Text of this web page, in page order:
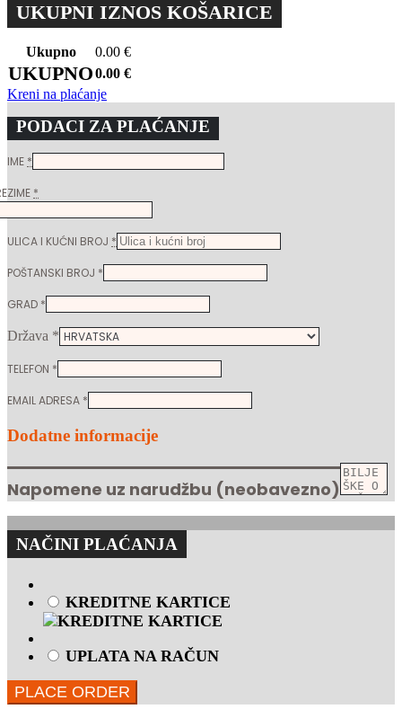
UKUPNI IZNOS KOŠARICE
Ukupno 0.00 €
UKUPNO0.00 €
Kreni na plaćanje
PODACI ZA PLAĆANJE
IME *
*
ULICA I KUĆNI BROJ *
POŠTANSKI BROJ *
GRAD *
Država *
TELEFON *
EMAIL ADRESA *
Dodatne informacije
Napomene uz narudžbu (neobavezno)
NAČINI PLAĆANJA
KREDITNE KARTICE
UPLATA NA RAČUN
PLACE ORDER